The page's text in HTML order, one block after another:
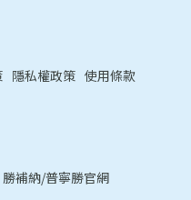
隱私權政策 使用條款
勝補納/普寧勝官網